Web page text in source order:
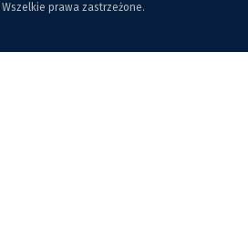
Wszelkie prawa zastrzeżone.